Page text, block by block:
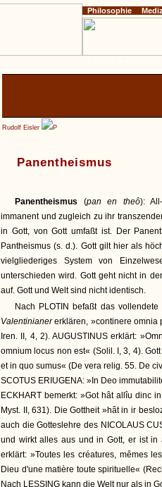
Rudolf Eisler P
Panentheismus
Panentheismus (pan en theô):
immanent und zugleich zu ihr
in Gott, von Gott umfaßt ist. Der
Pantheismus (s. d.). Gott gilt hier als
vielgliederiges System von
unterschieden wird. Gott geht nicht in
auf. Gott und Welt sind nicht identisch.
Nach PLOTIN befaßt das
Valentinianererklären, »continere omnia
Iren. II, 4, 2). AUGUSTINUS erklärt:
omnium locus non est« (Solil. I, 3, 4).
et in quo sumus« (De vera relig. 55. De
SCOTUS ERIUGENA: »In Deo
ECKHART bemerkt: »Got hât allîu dinc
Myst. II, 631). Die Gottheit »hât in ir
auch die Gotteslehre des NICOLAUS
und wirkt alles aus und in Gott, er ist in
erklärt: »Toutes les créatures, mêmes
Dieu d'une matière toute spirituelle«
Nach LESSING kann die Welt nur als in
Philosophie